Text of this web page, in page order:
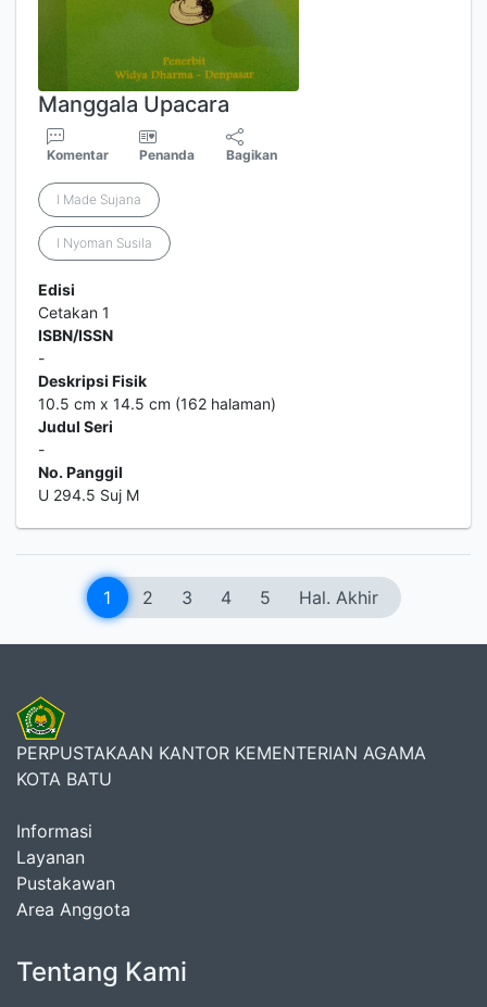
Manggala Upacara
Komentar Penanda Bagikan
I Made Sujana
I Nyoman Susila
Edisi
Cetakan 1
ISBN/ISSN
-
Deskripsi Fisik
10.5 cm x 14.5 cm (162 halaman)
Judul Seri
-
No. Panggil
U 294.5 Suj M
1 2 3 4 5 Hal. Akhir
PERPUSTAKAAN KANTOR KEMENTERIAN AGAMA
KOTA BATU
Informasi
Layanan
Pustakawan
Area Anggota
Tentang Kami